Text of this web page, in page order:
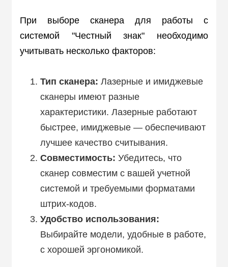
При выборе сканера для работы с
системой "Честный знак" необходимо
учитывать несколько факторов:
Тип сканера: Лазерные и имиджевые
сканеры имеют разные
характеристики. Лазерные работают
быстрее, имиджевые — обеспечивают
лучшее качество считывания.
Совместимость: Убедитесь, что
сканер совместим с вашей учетной
системой и требуемыми форматами
штрих-кодов.
Удобство использования:
Выбирайте модели, удобные в работе,
с хорошей эргономикой.